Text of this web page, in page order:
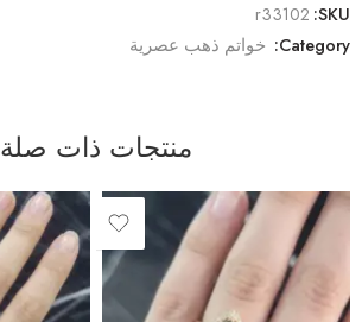
SKU:
r33102
Category:
خواتم ذهب عصرية
منتجات ذات صلة